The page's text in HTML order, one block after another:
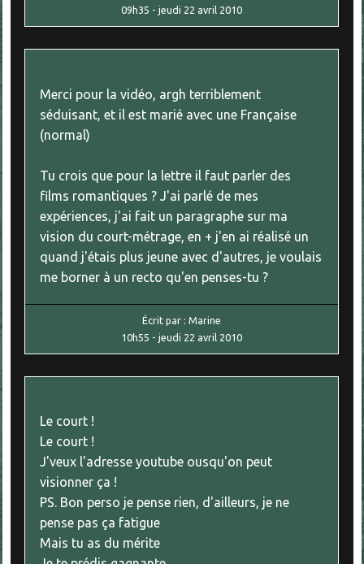
09h35 -jeudi 22 avril 2010
Merci pour la vidéo, argh terriblement
séduisant, et il est marié avec une Française
(normal)
Tu crois que pour la lettre il faut parler des
films romantiques ? J'ai parlé de mes
expériences, j'ai fait un paragraphe sur ma
vision du court-métrage, en + j'en ai réalisé un
quand j'étais plus jeune avec d'autres, je voulais
me borner à un recto qu'en penses-tu ?
Écrit par :Marine
10h55 -jeudi 22 avril 2010
Le court !
Le court !
J'veux l'adresse youtube ousqu'on peut
visionner ça !
PS. Bon perso je pense rien, d'ailleurs, je ne
pense pas ça fatigue
Mais tu as du mérite